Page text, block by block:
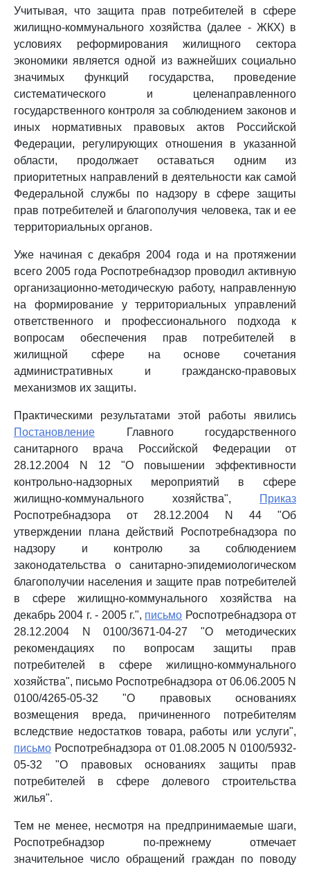
Учитывая, что защита прав потребителей в сфере
жилищно-коммунального хозяйства (далее - ЖКХ) в
условиях реформирования жилищного сектора
экономики является одной из важнейших социально
значимых функций государства, проведение
систематического и целенаправленного
государственного контроля за соблюдением законов и
иных нормативных правовых актов Российской
Федерации, регулирующих отношения в указанной
области, продолжает оставаться одним из
приоритетных направлений в деятельности как самой
Федеральной службы по надзору в сфере защиты
прав потребителей и благополучия человека, так и ее
территориальных органов.
Уже начиная с декабря 2004 года и на протяжении
всего 2005 года Роспотребнадзор проводил активную
организационно-методическую работу, направленную
на формирование у территориальных управлений
ответственного и профессионального подхода к
вопросам обеспечения прав потребителей в
жилищной сфере на основе сочетания
административных и гражданско-правовых
механизмов их защиты.
Практическими результатами этой работы явились
Постановление Главного государственного
санитарного врача Российской Федерации от
28.12.2004 N 12 "О повышении эффективности
контрольно-надзорных мероприятий в сфере
жилищно-коммунального хозяйства",
Приказ
Роспотребнадзора от 28.12.2004 N 44 "Об
утверждении плана действий Роспотребнадзора по
надзору и контролю за соблюдением
законодательства о санитарно-эпидемиологическом
благополучии населения и защите прав потребителей
в сфере жилищно-коммунального хозяйства на
декабрь 2004 г. - 2005 г.", письмо Роспотребнадзора от
28.12.2004 N 0100/3671-04-27 "О методических
рекомендациях по вопросам защиты прав
потребителей в сфере жилищно-коммунального
хозяйства", письмо Роспотребнадзора от 06.06.2005 N
0100/4265-05-32 "О правовых основаниях
возмещения вреда, причиненного потребителям
вследствие недостатков товара, работы или услуги",
письмо Роспотребнадзора от 01.08.2005 N 0100/5932-
05-32 "О правовых основаниях защиты прав
потребителей в сфере долевого строительства
жилья".
Тем не менее, несмотря на предпринимаемые шаги,
Роспотребнадзор по-прежнему отмечает
значительное число обращений граждан по поводу